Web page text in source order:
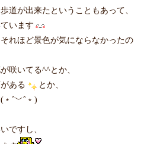
道が出来たということもあって、
います
れほど景色が気にならなかったの
咲いてる^^とか、
ある
とか、
ですし、